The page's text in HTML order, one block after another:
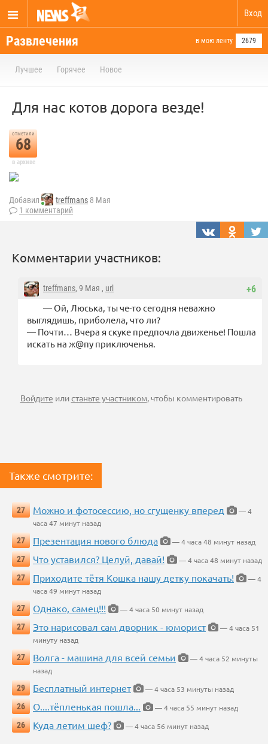
Вход
Развлечения в мою ленту 2679
Лучшее Горячее Новое
Для нас котов дорога везде!
отметили
68
в архиве
Добавил treffmans 8 Мая
1 комментарий
Комментарии участников:
+6
treffmans, 9 Мая , url
— Ой, Люська, ты че-то сегодня неважно
выглядишь, приболела, что ли?
— Почти… Вчера я скуке предпочла движенье! Пошла
искать на ж@пу приключенья.
Войдите илистаньте участником, чтобы комментировать
Также смотрите:
27 Можно и фотосессию, но сгущенку вперед
— 4
часа 47 минут назад
27
Презентация нового блюда
— 4 часа 48 минут назад
27
Что уставился? Целуй, давай!
— 4 часа 48 минут назад
27
Приходите тётя Кошка нашу детку покачать!
— 4
часа 49 минут назад
27
Однако, самец!!!
— 4 часа 50 минут назад
27
Это нарисовал сам дворник - юморист
— 4 часа 51
минуту назад
27
Волга - машина для всей семьи
— 4 часа 52 минуты
назад
29
Бесплатный интернет
— 4 часа 53 минуты назад
26
О....тёпленькая пошла...
— 4 часа 55 минут назад
26
Куда летим шеф? — 4 часа 56 минут назад